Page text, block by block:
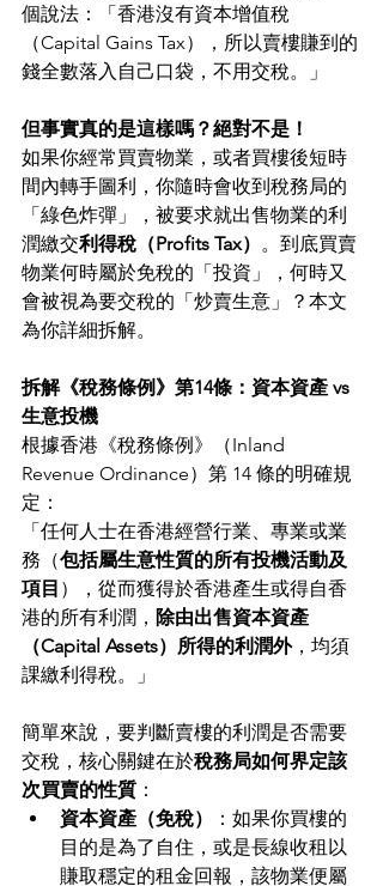
個說法：「香港沒有資本增值稅
（Capital Gains Tax），所以賣樓賺到的
錢全數落入自己口袋，不用交稅。」
但事實真的是這樣嗎？絕對不是！
如果你經常買賣物業，或者買樓後短時
間內轉手圖利，你隨時會收到稅務局的
「綠色炸彈」，被要求就出售物業的利
潤繳交利得稅（Profits Tax） 。到底買賣
物業何時屬於免稅的「投資」，何時又
會被視為要交稅的「炒賣生意」？本文
為你詳細拆解。
拆解《稅務條例》第14條：資本資產 vs
生意投機
根據香港《稅務條例》（Inland
Revenue Ordinance）第 14 條的明確規
定：
「任何人士在香港經營行業、專業或業
務（包括屬生意性質的所有投機活動及
項目 ），從而獲得於香港產生或得自香
港的所有利潤， 除由出售資本資產
（Capital Assets）所得的利潤外，均須
課繳利得稅。」
簡單來說，要判斷賣樓的利潤是否需要
交稅，核心關鍵在於稅務局如何界定該
次買賣的性質 ：
資本資產（免稅）
：如果你買樓的
目的是為了自住，或是長線收租以
賺取穩定的租金回報，該物業便屬